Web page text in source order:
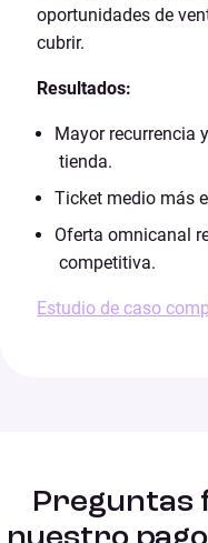
oportunidades de
cubrir.
Resultados:
Mayor recurrencia
tienda.
Ticket medio más
Oferta omnicanal
competitiva.
Estudio de caso
Preguntas